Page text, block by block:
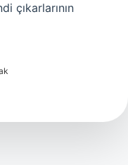
çıkarlarının